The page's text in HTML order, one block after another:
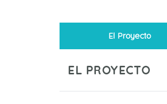
El Proyecto
EL PROYECTO